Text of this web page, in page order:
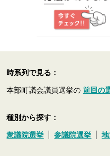
時系列で見る：
本部町議会議員選挙の前回の
種別から探す：
衆議院選挙 参議院選挙